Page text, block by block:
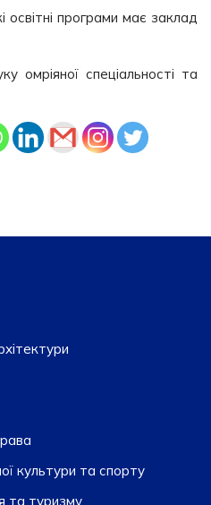
освітні програми має заклад
омріяної спеціальності та
культури та спорту
та туризму